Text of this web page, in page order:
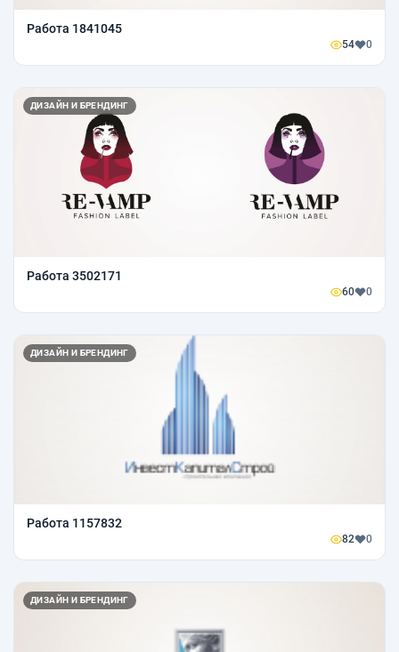
Работа 1841045
54 0
ДИЗАЙН И БРЕНДИНГ
Работа 3502171
60 0
ДИЗАЙН И БРЕНДИНГ
Работа 1157832
82 0
ДИЗАЙН И БРЕНДИНГ